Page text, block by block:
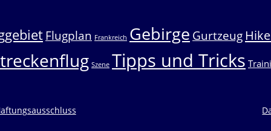
Flugplan Frankreich Gebirge Gurtzeug
Szene Tipps und Tricks